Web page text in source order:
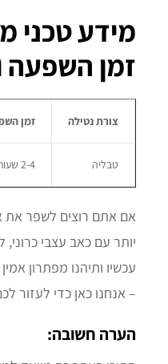
מידע טכני
זמן השפעה
צורת נטילה זמן
טבליה 2-4 שעות
אם אתם רוצים לשפר את
יותר עם כאב עצבי כרוני,
עכשיו ותיהנו מפתרון אמין
– אנחנו כאן כדי לעזור לכם.
הערה חשובה: